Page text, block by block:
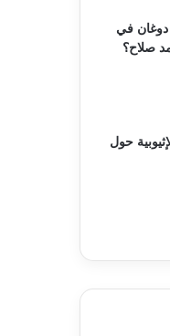
في
صلاح؟
حول